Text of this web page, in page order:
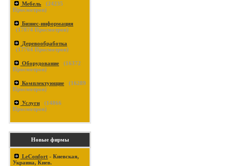
Мебель (24235
Просмотров)
Бизнес-информация
(17874 Просмотров)
Деревообработка
(17764 Просмотров)
Оборудование (16372
Просмотров)
Комплектующие (16289
Просмотров)
Услуги (14866
Просмотров)
Новые фирмы
LeConfort - Киевская,
Украина, Киев.